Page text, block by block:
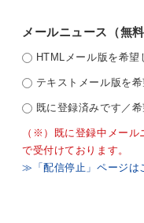
メールニュース（無料
HTMLメール版を希望
テキストメール版を
既に登録済みです／
（※）既に登録中メー
で受付けております。
≫「配信停止」ページは